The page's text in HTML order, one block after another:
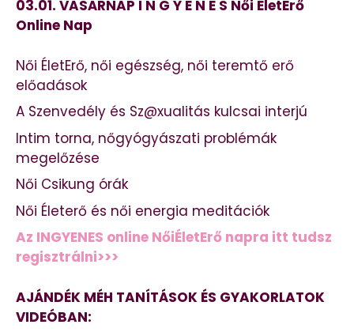
03.01. VASÁRNAP I N G Y E N E S Női ÉletErő
Online Nap
Női ÉletErő, női egészség, női teremtő erő
előadások
A Szenvedély és Sz@xualitás kulcsai interjú
Intim torna, nőgyógyászati problémák
megelőzése
Női Csikung órák
Női Életerő és női energia meditációk
Az INGYENES online NőiÉletErő napra itt tudsz
regisztrálni>>>
AJÁNDÉK MÉH TANÍTÁSOK ÉS GYAKORLATOK
VIDEÓBAN: